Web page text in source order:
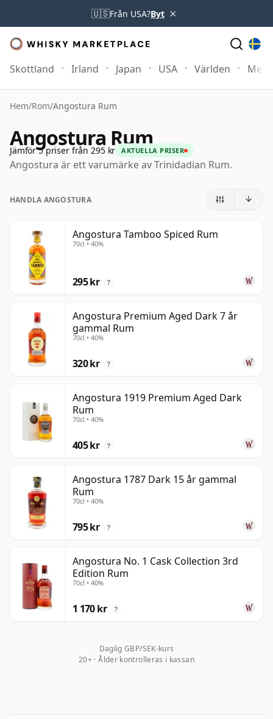
🇺🇸Från USA?Byt ×
Skottland Irland Japan USA Världen Mer
Hem/Rom/Angostura Rum
Angostura Rum
Jämför 5 priser från 295 kr AKTUELLA PRISER
Angostura är ett varumärke av Trinidadian Rum.
HANDLA ANGOSTURA
Angostura Tamboo Spiced Rum
70cl • 40%
295 kr ?
Angostura Premium Aged Dark 7 år
gammal Rum
70cl • 40%
320 kr ?
Angostura 1919 Premium Aged Dark
Rum
70cl • 40%
405 kr ?
Angostura 1787 Dark 15 år gammal
Rum
70cl • 40%
795 kr ?
Angostura No. 1 Cask Collection 3rd
Edition Rum
70cl • 40%
1 170 kr ?
Daglig GBP/SEK-kurs
20+ · Ålder kontrolleras i kassan